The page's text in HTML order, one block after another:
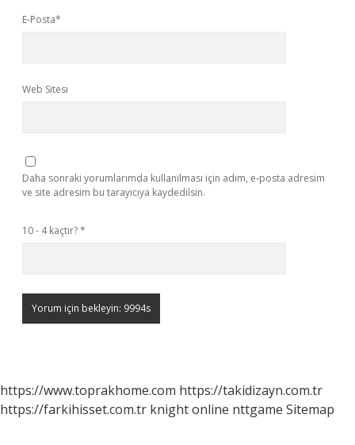
E-Posta*
Web Sitesi
Daha sonraki yorumlarımda kullanılması için adım, e-posta adresim
ve site adresim bu tarayıcıya kaydedilsin.
10 - 4 kaçtır?*
https://www.toprakhome.com https://takidizayn.com.tr
https://farkihisset.com.tr knight online nttgame Sitemap